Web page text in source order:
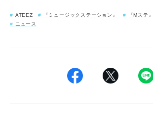
ATEEZ 『ミュージックステーション』 『Mステ』
ニュース